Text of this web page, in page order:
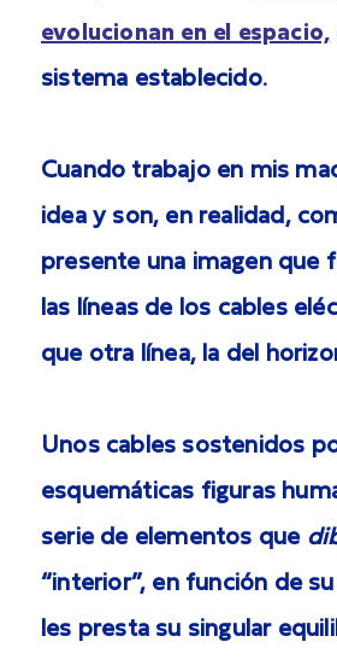
evolucionan en el espacio,
sistema establecido.
Cuando trabajo en mis
idea y son, en realidad,
presente una imagen que
las líneas de los cables
que otra línea, la del
Unos cables sostenidos
esquemáticas figuras
serie de elementos que
“interior”, en función de
les presta su singular